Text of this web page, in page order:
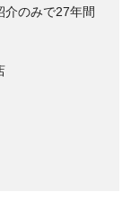
介のみで27年間